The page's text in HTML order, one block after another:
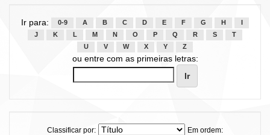
Ir para: 0-9 A B C D E F G H
J
K L M N O P Q R S
T
U
V W X Y Z
ou entre com as primeiras letras:
Classificar por:
Em ordem: